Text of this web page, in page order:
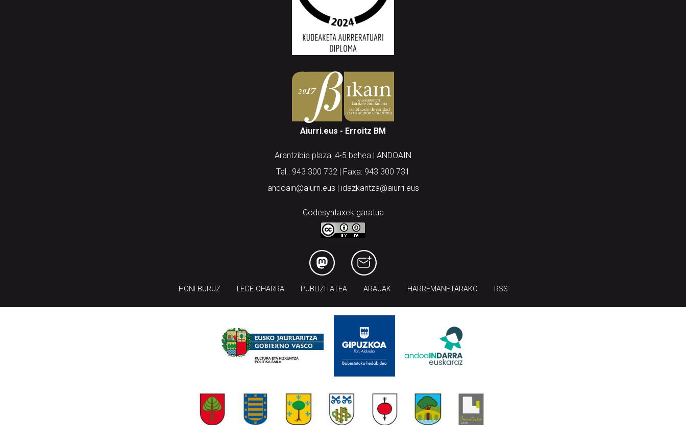
Aiurri.eus - Erroitz BM
Arantzibia plaza, 4-5 behea | ANDOAIN
Tel.: 943 300 732 | Faxa: 943 300 731
andoain@aiurri.eus | idazkaritza@aiurri.eus
Codesyntaxek garatua
HONI BURUZ LEGE OHARRA PUBLIZITATEA ARAUAK HARREMANETARAKO RSS